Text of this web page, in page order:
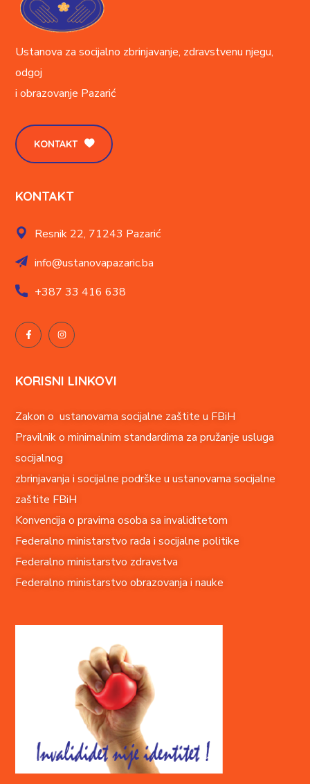
Ustanova za socijalno zbrinjavanje, zdravstvenu njegu,
odgoj
i obrazovanje Pazarić
KONTAKT
KONTAKT
Resnik 22, 71243 Pazarić
info@ustanovapazaric.ba
+38733 416 638
KORISNI LINKOVI
Zakon o ustanovama socijalne zaštite u FBiH
Pravilnik o minimalnim standardima za pružanje usluga
socijalnog
zbrinjavanja i socijalne podrške u ustanovama socijalne
zaštite FBiH
Konvencija o pravima osoba sa invaliditetom
Federalno ministarstvo rada i socijalne politike
Federalno ministarstvo zdravstva
Federalno ministarstvo obrazovanja i nauke